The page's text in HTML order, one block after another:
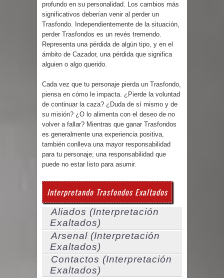
profundo en su personalidad. Los cambios más
significativos deberían venir al perder un
Trasfondo. Independientemente de la situación,
perder Trasfondos es un revés tremendo.
Representa una pérdida de algún tipo, y en el
ámbito de Cazador, una pérdida que significa
alguien o algo querido.
Cada vez que tu personaje pierda un Trasfondo,
piensa en cómo le impacta. ¿Pierde la voluntad
de continuar la caza? ¿Duda de sí mismo y de
su misión? ¿O lo alimenta con el deseo de no
volver a fallar? Mientras que ganar Trasfondos
es generalmente una experiencia positiva,
también conlleva una mayor responsabilidad
para tu personaje; una responsabilidad que
puede no estar listo para asumir.
Interpretando Trasfondos Exaltados
Aliados (Interpretación
Exaltados)
Arsenal (Interpretación
Exaltados)
Contactos (Interpretación
Exaltados)